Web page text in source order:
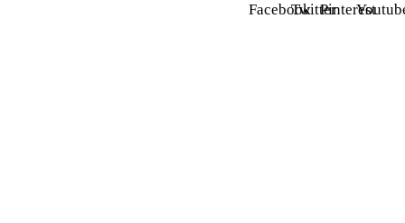
FacebookTwitterPinterest